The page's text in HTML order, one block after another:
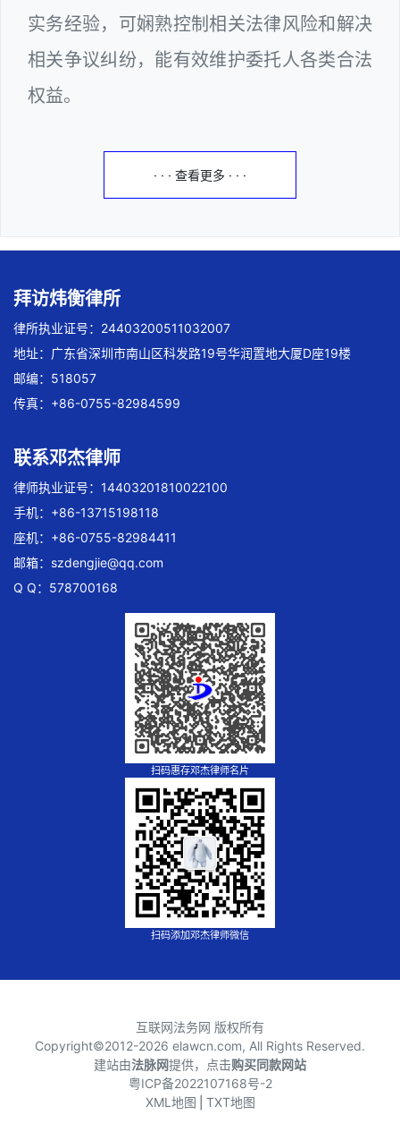
实务经验，可娴熟控制相关法律风险和解决
相关争议纠纷，能有效维护委托人各类合法
权益。
· · · 查看更多 · · ·
拜访炜衡律所
律所执业证号：24403200511032007
地址：广东省深圳市南山区科发路19号华润置地大厦D座19楼
邮编：518057
传真：+86-0755-82984599
联系邓杰律师
律师执业证号：14403201810022100
手机：+86-13715198118
座机：+86-0755-82984411
邮箱： szdengjie@qq.com
Q Q：578700168
扫码惠存邓杰律师名片
扫码添加邓杰律师微信
互联网法务网 版权所有
Copyright©2012-2026 elawcn.com, All Rights Reserved.
建站由法脉网提供，点击购买同款网站
粤ICP备2022107168号-2
XML地图 TXT地图